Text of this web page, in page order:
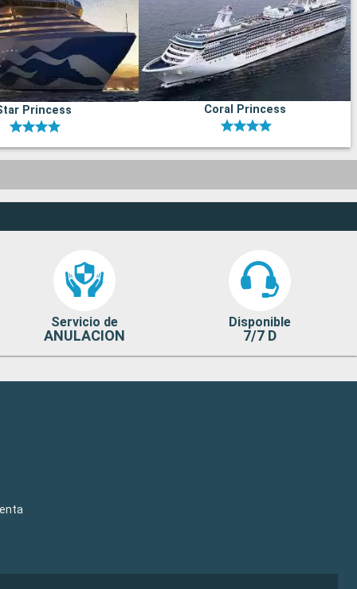
Princess Coral Princess
Servicio de
ANULACION
Disponible
7/7 D